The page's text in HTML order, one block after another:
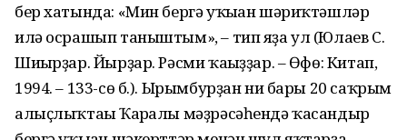
бер хатында: «Мин бергә уҡыған шәриҡтәшләр
илә осра­шып таныштым», – тип яҙа ул (Юлаев С.
Шиғырҙар. Йырҙар. Рәсми ҡағыҙҙар. – Өфө: Китап,
1994. – 133-cө б.). Ырымбурҙан ни бары 20 саҡрым
алыҫлыҡтағы Ҡарғалы мәҙрәсәһендә ҡасандыр